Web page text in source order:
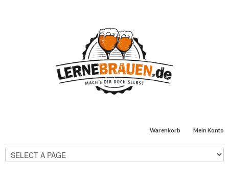
Warenkorb Mein Konto